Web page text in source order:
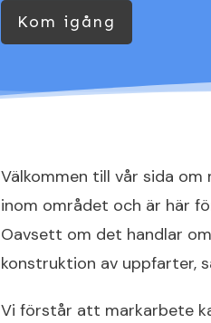
Kom igång
Välkommen till vår sida
inom området och är här
Oavsett om det handlar
konstruktion av uppfarter,
Vi förstår att markarbete